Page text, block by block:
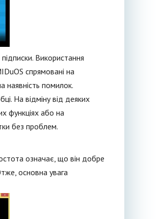
Використання
спрямовані на
наявність помилок.
На відміну від деяких
функціях або на
без проблем.
означає, що він добре
основна увага